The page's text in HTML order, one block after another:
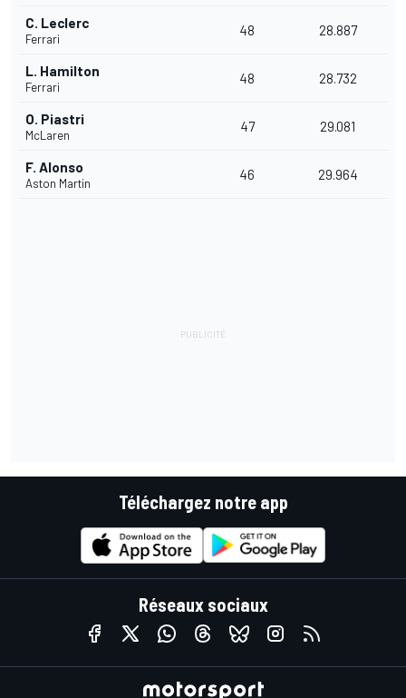
C. Leclerc
Ferrari
48 28.887
L. Hamilton
Ferrari
48 28.732
O. Piastri
McLaren
47 29.081
F. Alonso
Aston Martin
46 29.964
Téléchargez notre app
Réseaux sociaux